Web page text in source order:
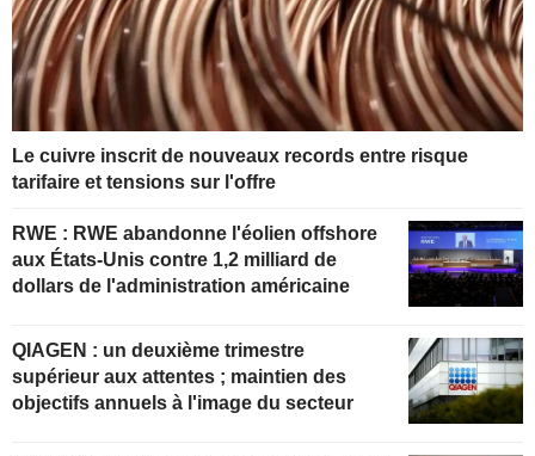
Le cuivre inscrit de nouveaux records entre risque
tarifaire et tensions sur l'offre
RWE : RWE abandonne l'éolien offshore
aux États-Unis contre 1,2 milliard de
dollars de l'administration américaine
QIAGEN : un deuxième trimestre
supérieur aux attentes ; maintien des
objectifs annuels à l'image du secteur